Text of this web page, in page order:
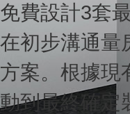
免費設計3套
在初步溝通量
方案。
動到最終確定